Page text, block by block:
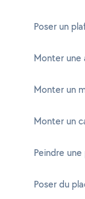
Poser un
Monter une
Monter un
Monter un
Peindre
Poser du